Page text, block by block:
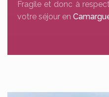
Fragile et donc à
votre séjour en